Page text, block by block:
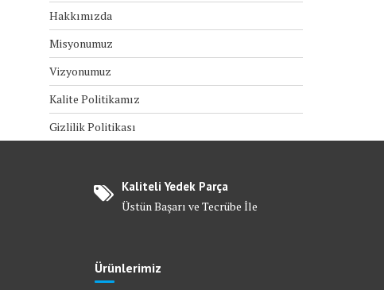
Hakkımızda
Misyonumuz
Vizyonumuz
Kalite Politikamız
Gizlilik Politikası
Kaliteli Yedek Parça
Üstün Başarı ve Tecrübe İle
Ürünlerimiz